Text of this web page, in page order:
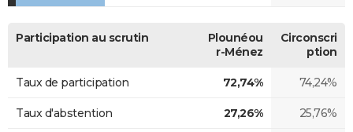
Participation au scrutin
Plounéou
r-Ménez
Circonscri
ption
Taux de participation 72,74% 74,24%
Taux d'abstention 27,26% 25,76%